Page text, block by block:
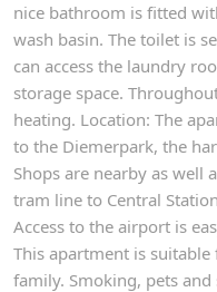
nice bathroom is fitted
wash basin. The toilet is
can access the laundry
storage space.
heating. Location: The
to the Diemerpark, the
Shops are nearby as well
tram line to Central
Access to the airport is
This apartment is
family. Smoking, pets